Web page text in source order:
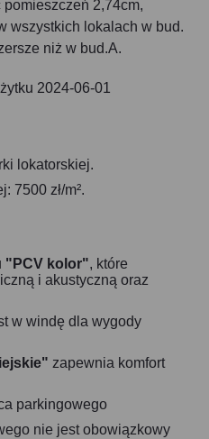
2,74cm,
wszystkich lokalach w bud.
niż w bud.A.
2024-06-01
lokatorskiej.
7500 zł/m².
"PCV kolor", które
i akustyczną oraz
w windę dla wygody
zapewnia komfort
parkingowego
nie jest obowiązkowy